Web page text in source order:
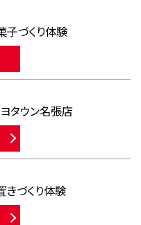
づくり体験
タウン名張店
づくり体験